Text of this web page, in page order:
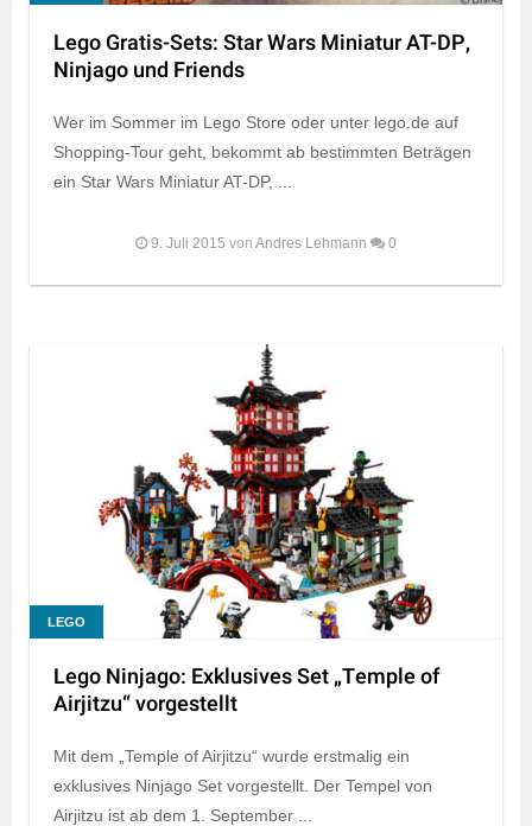
Lego Gratis-Sets: Star Wars Miniatur AT-DP,
Ninjago und Friends
Wer im Sommer im Lego Store oder unter lego.de auf
Shopping-Tour geht, bekommt ab bestimmten Beträgen
ein Star Wars Miniatur AT-DP, ...
9. Juli 2015 von Andres Lehmann 0
LEGO
Lego Ninjago: Exklusives Set „Temple of
Airjitzu“ vorgestellt
Mit dem „Temple of Airjitzu“ wurde erstmalig ein
exklusives Ninjago Set vorgestellt. Der Tempel von
Airjitzu ist ab dem 1. September ...